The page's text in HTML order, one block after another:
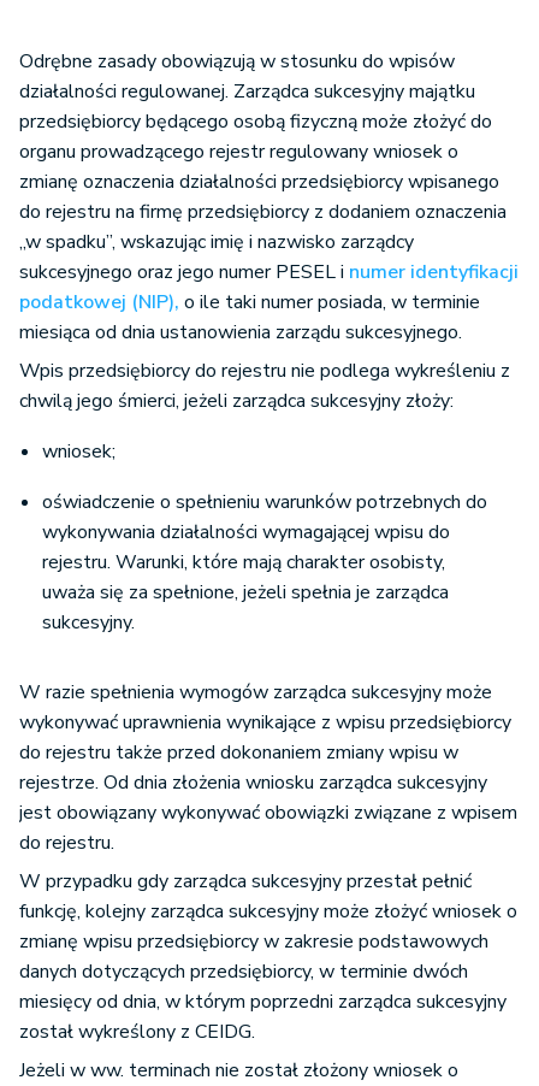
Odrębne zasady obowiązują w stosunku do wpisów
działalności regulowanej. Zarządca sukcesyjny majątku
przedsiębiorcy będącego osobą fizyczną może złożyć do
organu prowadzącego rejestr regulowany wniosek o
zmianę oznaczenia działalności przedsiębiorcy wpisanego
do rejestru na firmę przedsiębiorcy z dodaniem oznaczenia
„w spadku”, wskazując imię i nazwisko zarządcy
sukcesyjnego oraz jego numer PESEL i numer identyfikacji
podatkowej (NIP), o ile taki numer posiada, w terminie
miesiąca od dnia ustanowienia zarządu sukcesyjnego.
Wpis przedsiębiorcy do rejestru nie podlega wykreśleniu z
chwilą jego śmierci, jeżeli zarządca sukcesyjny złoży:
wniosek;
oświadczenie o spełnieniu warunków potrzebnych do
wykonywania działalności wymagającej wpisu do
rejestru. Warunki, które mają charakter osobisty,
uważa się za spełnione, jeżeli spełnia je zarządca
sukcesyjny.
W razie spełnienia wymogów zarządca sukcesyjny może
wykonywać uprawnienia wynikające z wpisu przedsiębiorcy
do rejestru także przed dokonaniem zmiany wpisu w
rejestrze. Od dnia złożenia wniosku zarządca sukcesyjny
jest obowiązany wykonywać obowiązki związane z wpisem
do rejestru.
W przypadku gdy zarządca sukcesyjny przestał pełnić
funkcję, kolejny zarządca sukcesyjny może złożyć wniosek o
zmianę wpisu przedsiębiorcy w zakresie podstawowych
danych dotyczących przedsiębiorcy, w terminie dwóch
miesięcy od dnia, w którym poprzedni zarządca sukcesyjny
został wykreślony z CEIDG.
Jeżeli w ww. terminach nie został złożony wniosek o